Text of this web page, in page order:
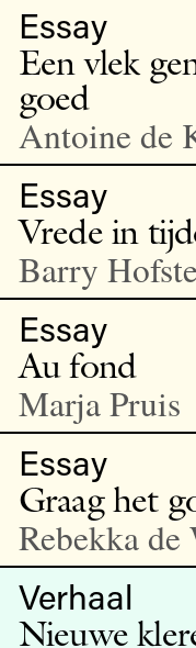
Essay
Een vlek
goed
Antoine de
Essay
Vrede in
Barry
Essay
Au fond
Marja Pruis
Essay
Graag het
Rebekka
Verhaal
Nieuwe